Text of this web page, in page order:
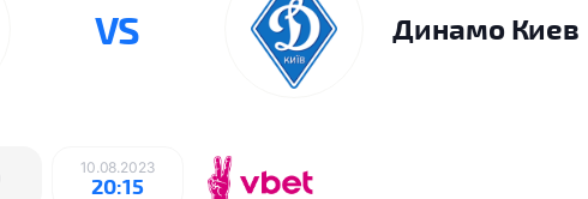
VS Динамо Киев
10.08.2023
20:15